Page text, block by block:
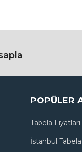
POPÜLER
Tabela Fiyatları
İstanbul